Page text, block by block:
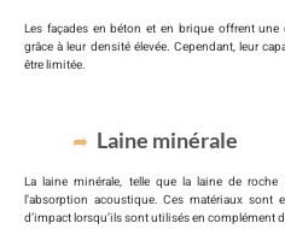
Les façades en béton et en brique offrent une
grâce à leur densité élevée. Cependant, leur
être limitée.
Laine minérale
La laine minérale, telle que la laine de
l’absorption acoustique. Ces matériaux sont
d’impact lorsqu’ils sont utilisés en complément